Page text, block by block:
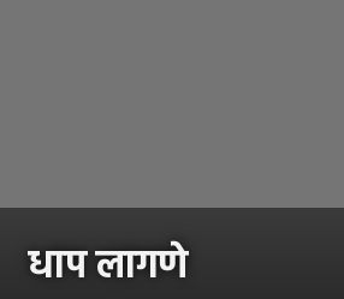
धाप लागणे